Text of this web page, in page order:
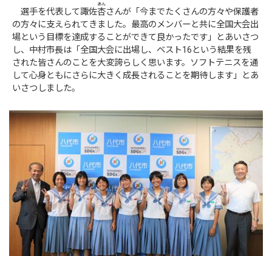
選手を代表して諏佐杏
あん
さんが「今までたくさんの方々や保護者
の方々に支えられてきました。最高のメンバーと共に全国大会出
場という目標を達成することができて良かったです」とあいさつ
し、中村市長は「全国大会に出場し、ベスト16という結果を残
された皆さんのことを大変誇らしく思います。ソフトテニスを通
して心身ともにさらに大きく成長されることを期待します」とあ
いさつしました。